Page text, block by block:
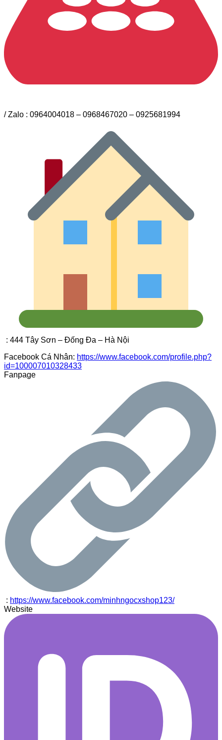
/ Zalo : 0964004018 – 0968467020 – 0925681994
: 444 Tây Sơn – Đống Đa – Hà Nội
Facebook Cá Nhân: https://www.facebook.com/profile.php?
id=100007010328433
Fanpage
: https://www.facebook.com/minhngocxshop123/
Website